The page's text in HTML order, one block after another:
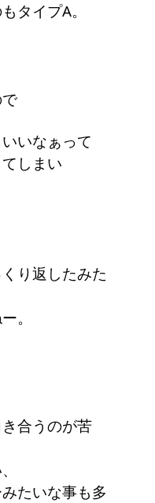
タイプA。
いなぁって
しまい
り返したみた
。
合うのが苦
たいな事も多